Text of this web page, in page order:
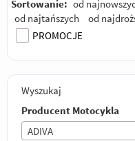
Sortowanie: od
od najtańszych
od
PROMOCJE
Wyszukaj
Producent Motocykla
ADIVA